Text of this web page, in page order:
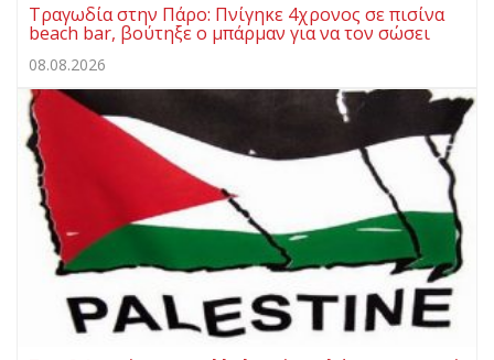
Τραγωδία στην Πάρο: Πνίγηκε 4χρονος σε πισίνα
beach bar, βούτηξε ο μπάρμαν για να τον σώσει
08.08.2026